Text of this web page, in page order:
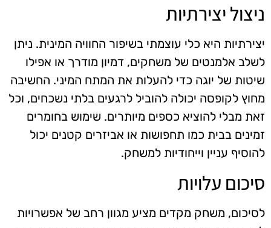
ניצול יצירתיות
יצירתיות היא כלי עוצמתי בשיפור החוויה המינית. ניתן
לשלב אלמנטים של משחקים, דמיון מודרך או אפילו
שיטות של יוגה כדי להעלות את המתח המיני. החשיבה
מחוץ לקופסה יכולה להוביל לרגעים בלתי נשכחים, וכל
זאת מבלי להוציא כספים מיותרים. שימוש בחומרים
זמינים בבית כמו תחפושות או אביזרים קטנים יכול
להוסיף עניין וייחודיות למשחק.
סיכום עלויות
לסיכום, משחק מקדים מציע מגוון רחב של אפשרויות